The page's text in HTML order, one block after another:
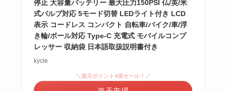
停止 大容量バッテリー 最大圧力150PSI 仏/英/米
式バルブ対応 5モード切替 LEDライト付き LCD
表示 コードレス コンパクト 自転車/バイク/車/浮
き輪/ボール対応 Type-C 充電式 モバイルコンプ
レッサー 収納袋 日本語取扱説明書付き
kycle
＼楽天ポイント4倍セール！／